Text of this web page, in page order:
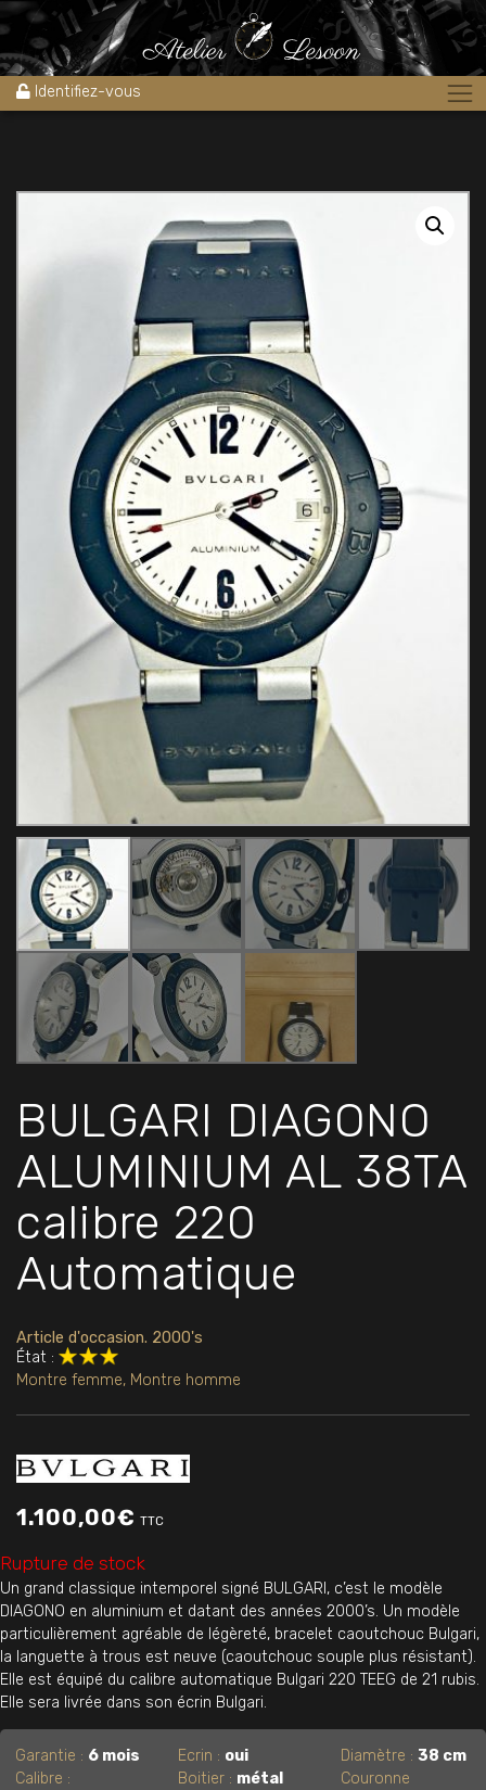
Identifiez-vous
Accueil » Boutique Non classé » BULGARI DIAGONO ALUMINIUM AL
38TA calibre 220 Automatique
BULGARI DIAGONO
ALUMINIUM AL 38TA
calibre 220
Automatique
Article d'occasion. 2000's
État :
Montre femme, Montre homme
1.100,00€ TTC
Rupture de stock
Un grand classique intemporel signé BULGARI, c’est le modèle
DIAGONO en aluminium et datant des années 2000’s. Un modèle
particulièrement agréable de légèreté, bracelet caoutchouc Bulgari,
la languette à trous est neuve (caoutchouc souple plus résistant).
Elle est équipé du calibre automatique Bulgari 220 TEEG de 21 rubis.
Elle sera livrée dans son écrin Bulgari.
Garantie : 6 mois
Calibre :
Ecrin : oui
Boitier : métal
Diamètre : 38 cm
Couronne